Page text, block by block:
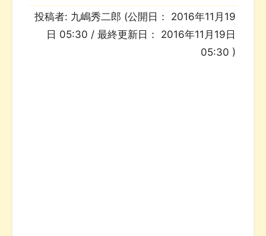
投稿者: 九嶋秀二郎 (公開日： 2016年11月19
日 05:30 / 最終更新日： 2016年11月19日
05:30 )